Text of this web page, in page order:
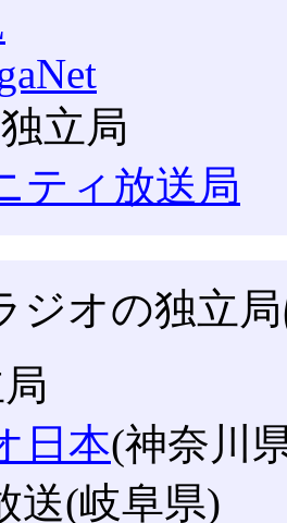
立局
ティ放送局
ジオの独立
日本(神奈川
送(岐阜県)